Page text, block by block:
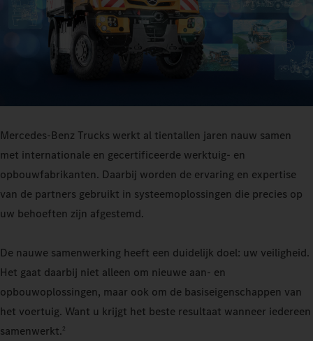
Mercedes‑Benz Trucks werkt al tientallen jaren nauw samen
met internationale en gecertificeerde werktuig- en
opbouwfabrikanten. Daarbij worden de ervaring en expertise
van de partners gebruikt in systeemoplossingen die precies op
uw behoeften zijn afgestemd.
De nauwe samenwerking heeft een duidelijk doel: uw veiligheid.
Het gaat daarbij niet alleen om nieuwe aan- en
opbouwoplossingen, maar ook om de basiseigenschappen van
het voertuig. Want u krijgt het beste resultaat wanneer iedereen
samenwerkt.2